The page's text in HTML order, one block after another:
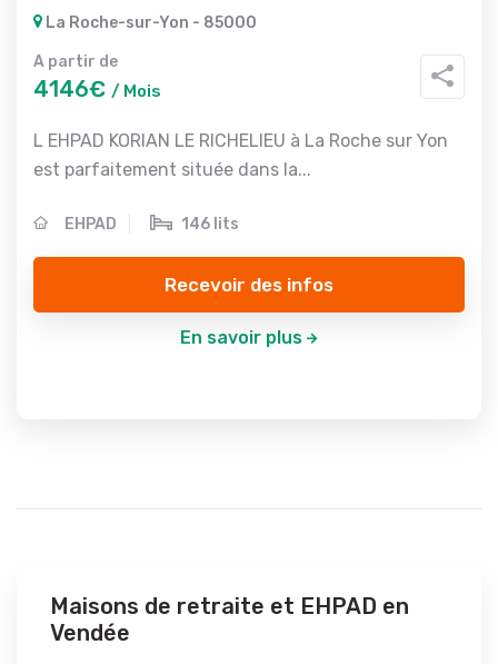
La Roche-sur-Yon - 85000
A partir de
4146€ / Mois
L EHPAD KORIAN LE RICHELIEU à La Roche sur Yon
est parfaitement située dans la...
EHPAD 146 lits
Recevoir des infos
En savoir plus
Maisons de retraite et EHPAD en
Vendée